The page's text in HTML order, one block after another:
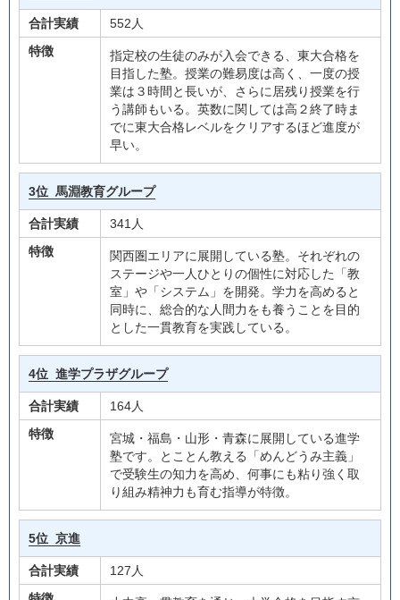
合計実績
552人
特徴
指定校の生徒のみが入会できる、東大合格を
目指した塾。授業の難易度は高く、一度の授
業は３時間と長いが、さらに居残り授業を行
う講師もいる。英数に関しては高２終了時ま
でに東大合格レベルをクリアするほど進度が
早い。
3位 馬淵教育グループ
合計実績
341人
特徴
関西圏エリアに展開している塾。それぞれの
ステージや一人ひとりの個性に対応した「教
室」や「システム」を開発。学力を高めると
同時に、総合的な人間力をも養うことを目的
とした一貫教育を実践している。
4位 進学プラザグループ
合計実績
164人
特徴
宮城・福島・山形・青森に展開している進学
塾です。とことん教える「めんどうみ主義」
で受験生の知力を高め、何事にも粘り強く取
り組み精神力も育む指導が特徴。
5位 京進
合計実績
127人